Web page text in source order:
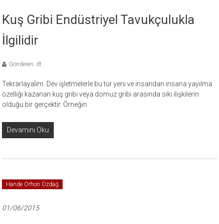
Kuş Gribi Endüstriyel Tavukçulukla
İlgilidir
Gönderen: dt
Tekrarlayalım. Dev işletmelerle bu tür yeni ve insandan insana yayılma
özelliği kazanan kuş gribi veya domuz gribi arasında sıkı ilişkilerin
olduğu bir gerçektir. Örneğin
Devamını Oku
Hande Orhon Özdağ
01/06/2015